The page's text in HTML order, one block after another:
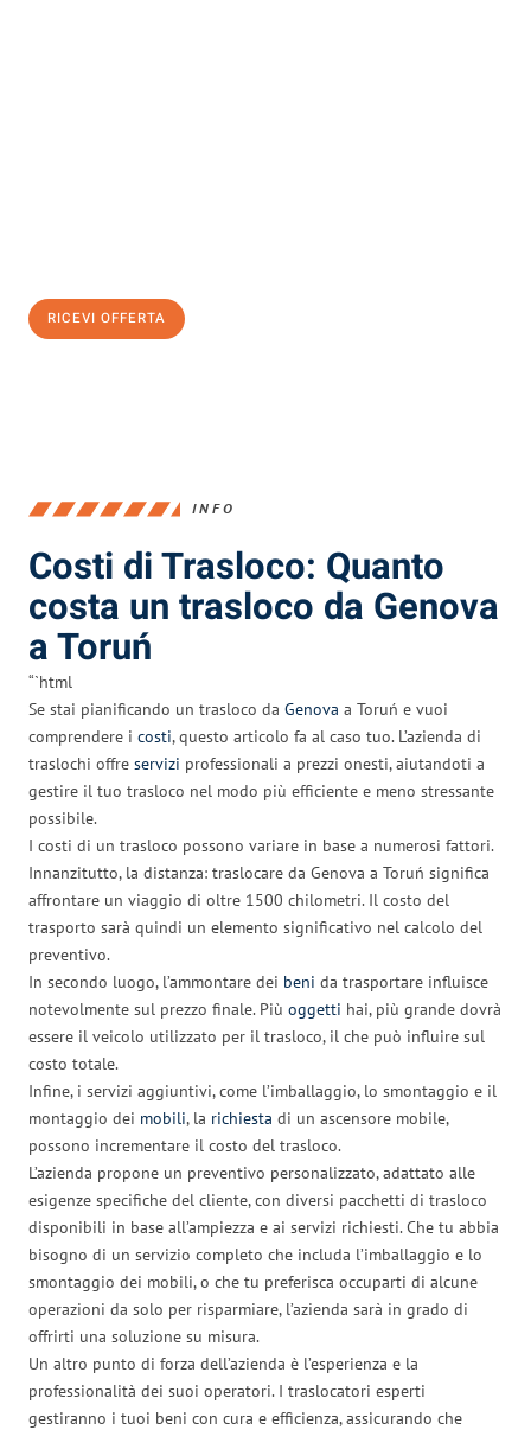
RICEVI OFFERTA
INFO
Costi di Trasloco: Quanto
costa un trasloco da Genova
a Toruń
“`html
Se stai pianificando un trasloco da Genova a Toruń e vuoi
comprendere i costi, questo articolo fa al caso tuo. L’azienda di
traslochi offre servizi professionali a prezzi onesti, aiutandoti a
gestire il tuo trasloco nel modo più efficiente e meno stressante
possibile.
I costi di un trasloco possono variare in base a numerosi fattori.
Innanzitutto, la distanza: traslocare da Genova a Toruń significa
affrontare un viaggio di oltre 1500 chilometri. Il costo del
trasporto sarà quindi un elemento significativo nel calcolo del
preventivo.
In secondo luogo, l’ammontare dei beni da trasportare influisce
notevolmente sul prezzo finale. Più oggetti hai, più grande dovrà
essere il veicolo utilizzato per il trasloco, il che può influire sul
costo totale.
Infine, i servizi aggiuntivi, come l’imballaggio, lo smontaggio e il
montaggio dei mobili, la richiesta di un ascensore mobile,
possono incrementare il costo del trasloco.
L’azienda propone un preventivo personalizzato, adattato alle
esigenze specifiche del cliente, con diversi pacchetti di trasloco
disponibili in base all’ampiezza e ai servizi richiesti. Che tu abbia
bisogno di un servizio completo che includa l’imballaggio e lo
smontaggio dei mobili, o che tu preferisca occuparti di alcune
operazioni da solo per risparmiare, l’azienda sarà in grado di
offrirti una soluzione su misura.
Un altro punto di forza dell’azienda è l’esperienza e la
professionalità dei suoi operatori. I traslocatori esperti
gestiranno i tuoi beni con cura e efficienza, assicurando che